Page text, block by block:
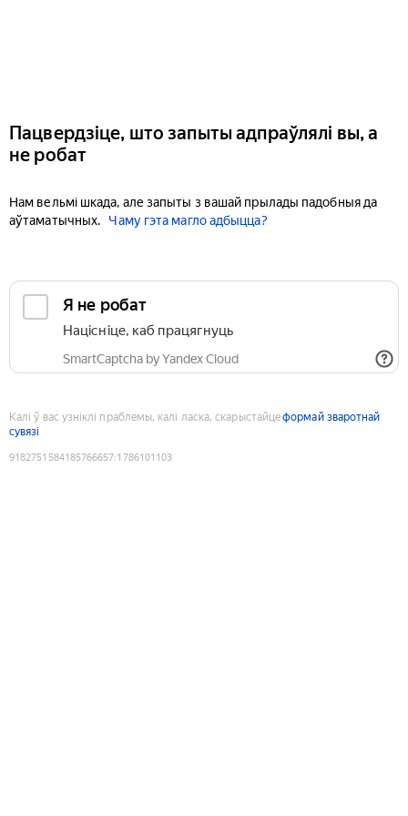
Пацвердзіце, што запыты адпраўлялі вы, а
не робат
Нам вельмі шкада, але запыты з вашай прылады падобныя да
аўтаматычных.
Чаму гэта магло адбыцца?
Я не робат
Націсніце, каб працягнуць
SmartCaptcha by Yandex Cloud
Калі ў вас узніклі праблемы, калі ласка, скарыстайцеформай зваротнай
сувязі
9182751584185766657:1786101103